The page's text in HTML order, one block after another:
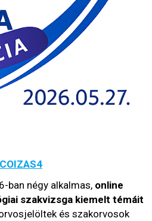
ban négy alkalmas, online
szakvizsga kiemelt témáit
és szakorvosok